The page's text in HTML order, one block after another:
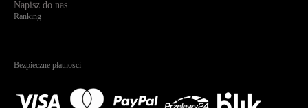
Napisz do nas
Ranking
Bezpieczne płatności